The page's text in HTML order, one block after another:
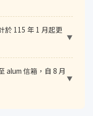
於 115 年 1 月起更
▼
alum 信箱，自 8 月
▼